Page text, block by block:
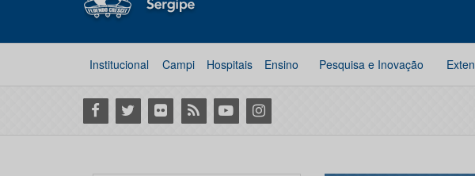
Institucional Campi Hospitais Ensino Pesquisa e Inovação
Facebook
Twitter Flickr RSS YoutubeInstagram